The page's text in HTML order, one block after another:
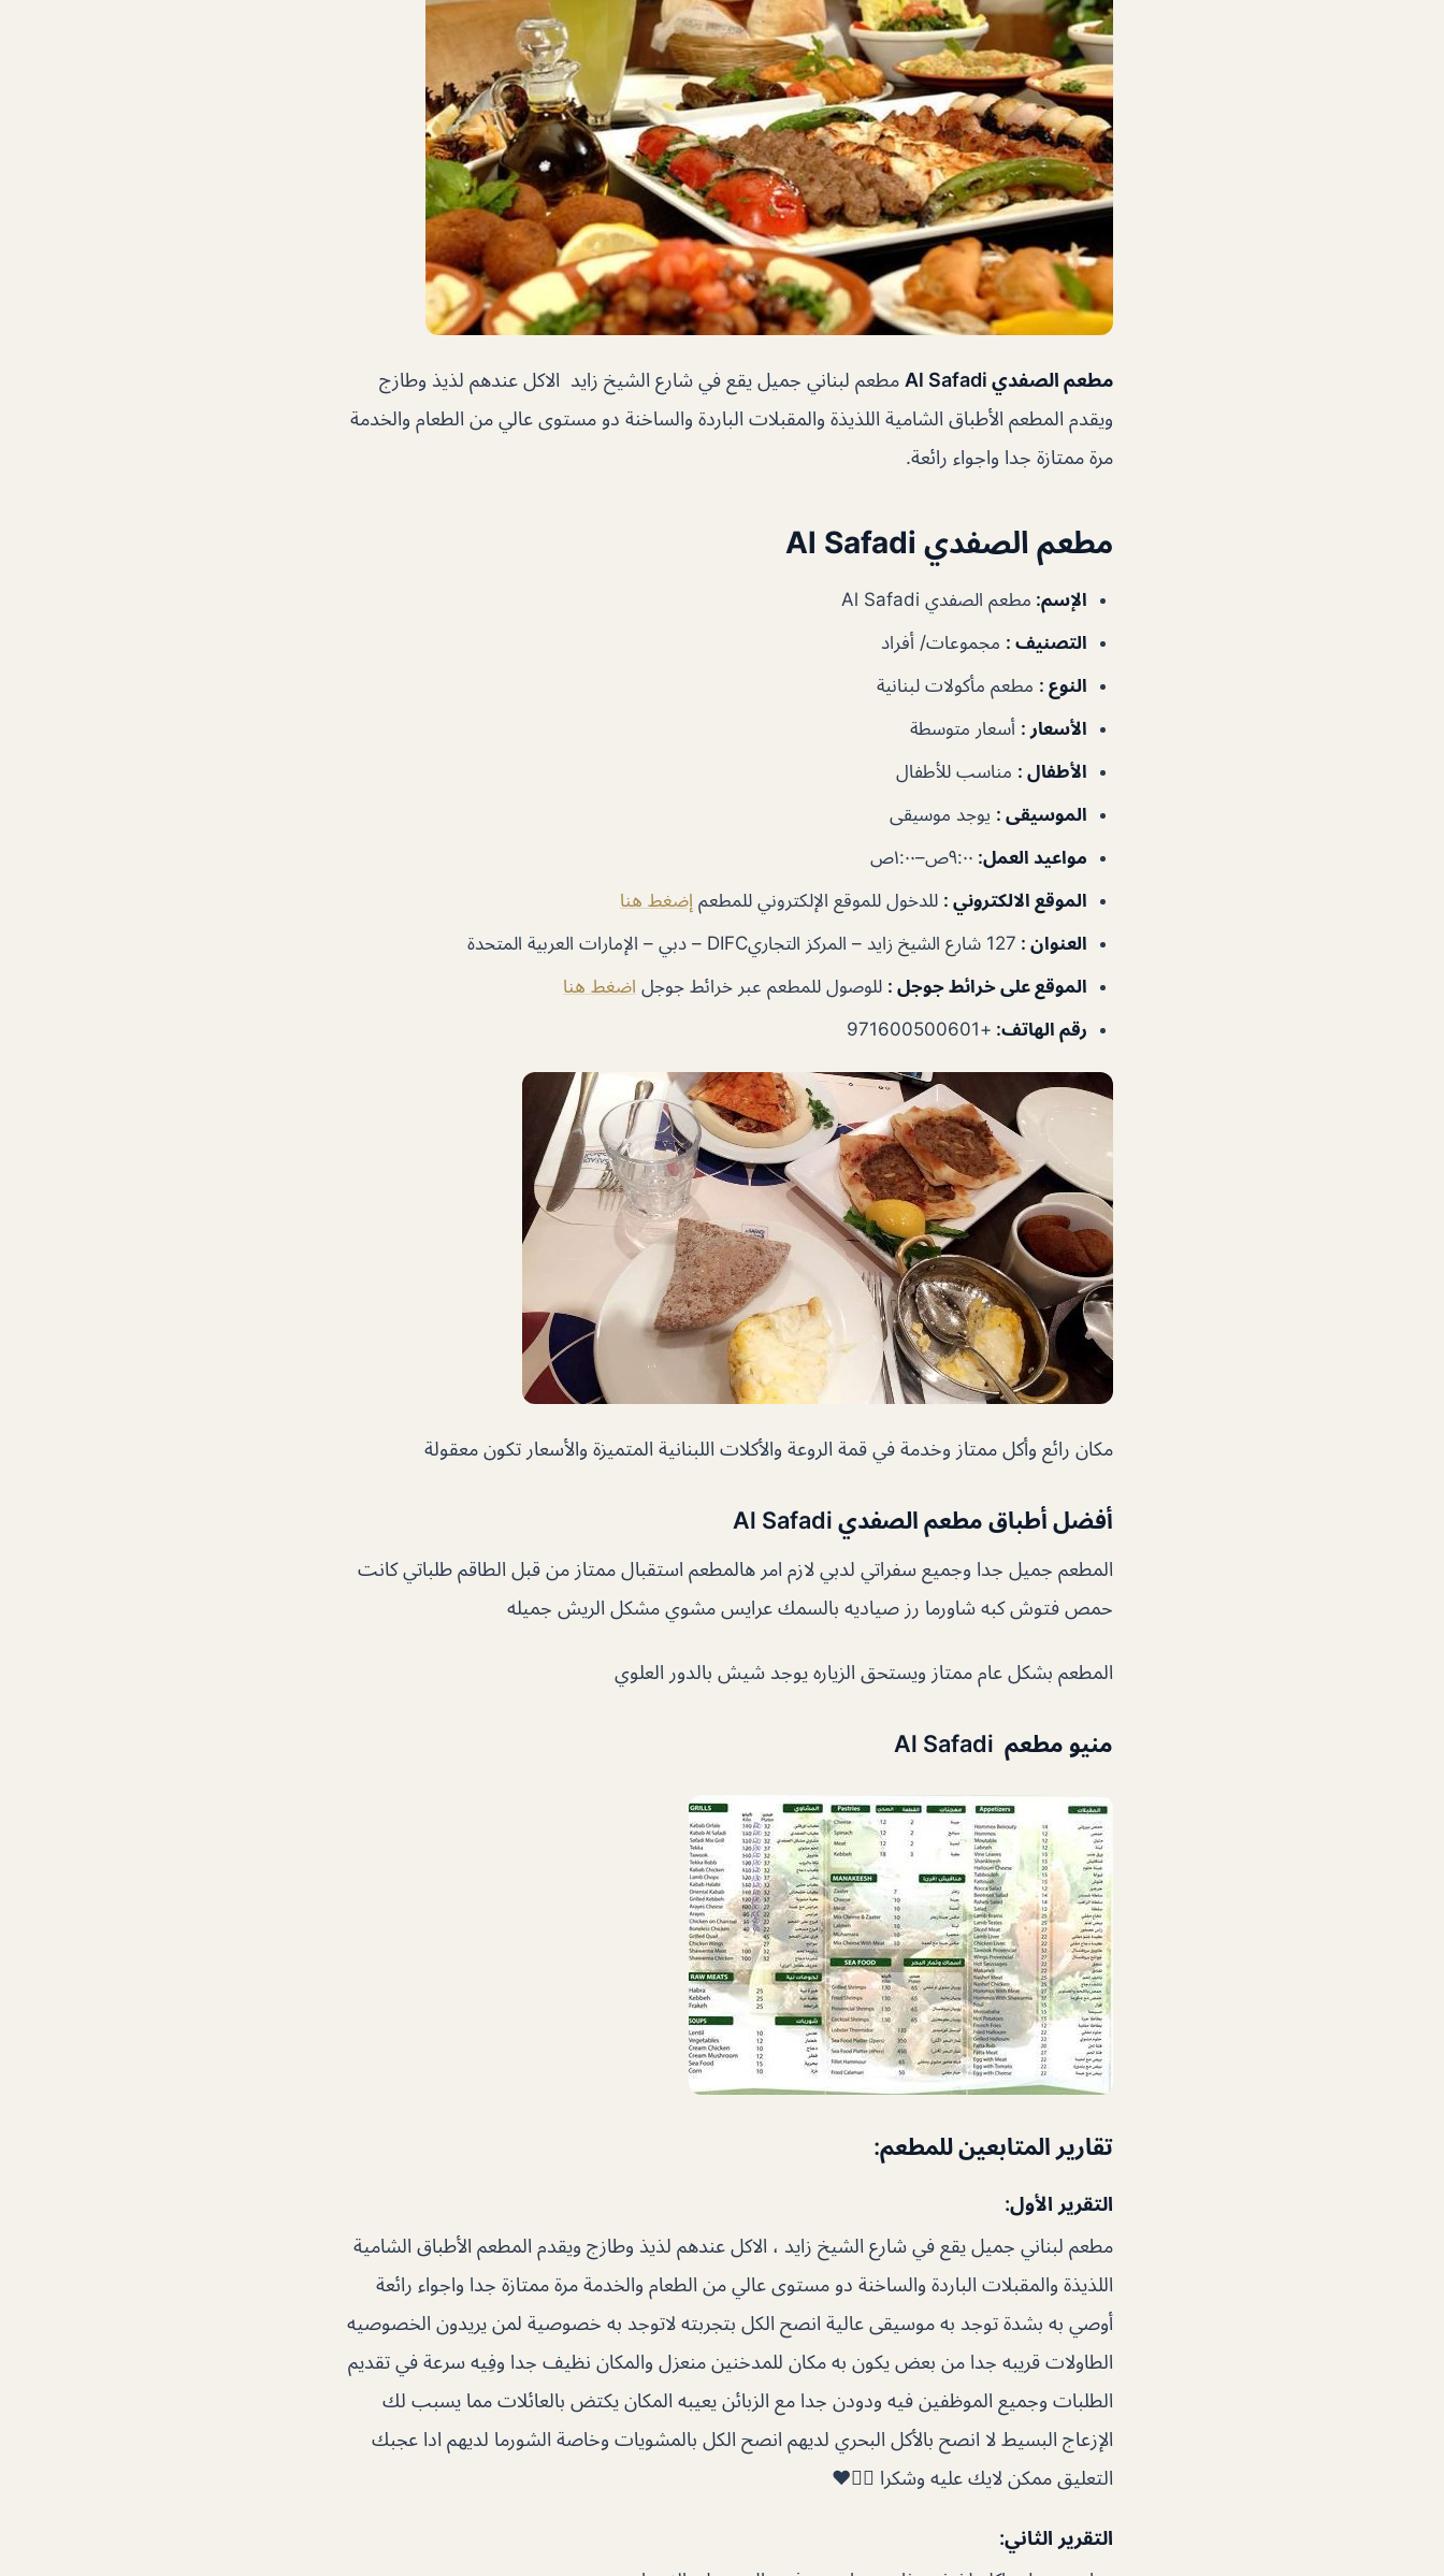
مطعم الصفدي Al Safadi
مطعم لبناني جميل يقع في شارع الشيخ زايد الاكل عندهم لذيذ وطازج
ويقدم المطعم الأطباق الشامية اللذيذة والمقبلات الباردة والساخنة دو مستوى عالي من الطعام والخدمة
مرة ممتازة جدا واجواء رائعة.
مطعم الصفدي Al Safadi
الإسم: مطعم الصفدي Al Safadi
التصنيف : مجموعات/ أفراد
النوع : مطعم مأكولات لبنانية
الأسعار : أسعار متوسطة
الأطفال : مناسب للأطفال
الموسيقى : يوجد موسيقى
مواعيد العمل: ٩:٠٠ص–١:٠٠ص
الموقع الالكتروني : للدخول للموقع الإلكتروني للمطعم إضغط هنا
العنوان : 127 شارع الشيخ زايد – المركز التجاريDIFC – دبي – الإمارات العربية المتحدة
الموقع على خرائط جوجل : للوصول للمطعم عبر خرائط جوجل اضغط هنا
رقم الهاتف:
+971600500601
مكان رائع وأكل ممتاز وخدمة في قمة الروعة والأكلات اللبنانية المتميزة والأسعار تكون معقولة
أفضل أطباق مطعم الصفدي Al Safadi
المطعم جميل جدا وجميع سفراتي لدبي لازم امر هالمطعم استقبال ممتاز من قبل الطاقم طلباتي كانت
حمص فتوش كبه شاورما رز صياديه بالسمك عرايس مشوي مشكل الريش جميله
المطعم بشكل عام ممتاز ويستحق الزياره يوجد شيش بالدور العلوي
منيو مطعم Al Safadi
تقارير المتابعين للمطعم:
التقرير الأول:
مطعم لبناني جميل يقع في شارع الشيخ زايد ، الاكل عندهم لذيذ وطازج ويقدم المطعم الأطباق الشامية
اللذيذة والمقبلات الباردة والساخنة دو مستوى عالي من الطعام والخدمة مرة ممتازة جدا واجواء رائعة
أوصي به بشدة توجد به موسيقى عالية انصح الكل بتجربته لاتوجد به خصوصية لمن يريدون الخصوصيه
الطاولات قريبه جدا من بعض يكون به مكان للمدخنين منعزل والمكان نظيف جدا وفِيه سرعة في تقديم
الطلبات وجميع الموظفين فيه ودودن جدا مع الزبائن يعيبه المكان يكتض بالعائلات مما يسبب لك
الإزعاج البسيط لا انصح بالأكل البحري لديهم انصح الكل بالمشويات وخاصة الشورما لديهم ادا عجبك
التعليق ممكن لايك عليه وشكرا 👍🏻♥️
التقرير الثاني: